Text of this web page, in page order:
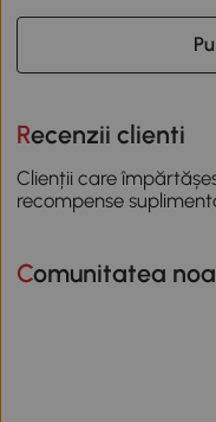
Recenzii clienti
Clienții care
recompense
Comunitatea